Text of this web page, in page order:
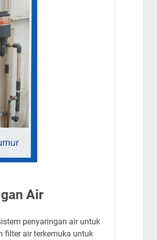
Air
penyaringan air untuk
filter air terkemuka untuk